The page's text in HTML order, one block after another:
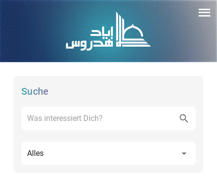
Suche
Alles